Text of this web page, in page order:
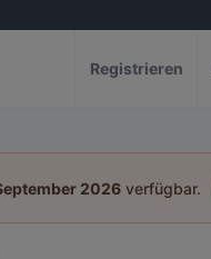
Registrieren
2026 verfügbar.